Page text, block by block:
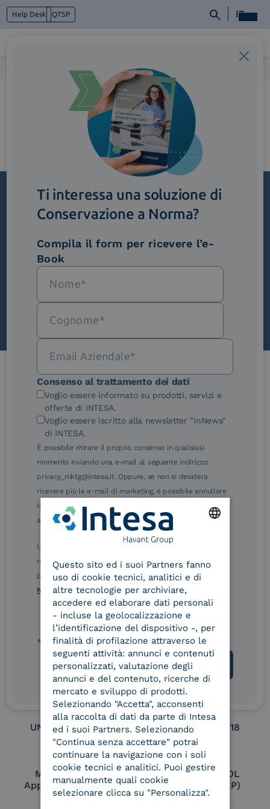
Help Desk QTSP IT
Cosa facciamo
3_ComplianceNormatva
Iscriviti alla newsletter
Novità, iniziative ed eventi dal mondo della
trasformazione digitale.
Scopri InNews
Le nostre certificazioni
eIDAS Qualified Trust
Service Provider
eIDAS Qualified Trust
Remote Qualified
Electronic Signature /
Seal Creation
Service Provider e
Aggregatore SPID
Service Provider e
Aggregatore CIE
Conservatore
qualificato
UNI EN ISO 37001
UNI EN ISO 9001 UNI EN ISO 27001
UNI EN ISO 27017 UNI EN ISO 27018
Membro Adobe
Approved Trust List
Certified PEPPOL
Access Point (AP)
Ti interessa una soluzione di
Conservazione a Norma?
Compila il form per ricevere l’e-
Book
Consenso al trattamento dei dati
Voglio essere informato su prodotti, servizi e
offerte di INTESA.
Voglio essere iscritto alla newsletter "InNews"
di INTESA.
È possibile ritirare il proprio consenso in qualsiasi
momento inviando una e-mail al seguente indirizzo:
privacy_mktg@intesa.it. Oppure, se non si desidera
ricevere più le e-mail di marketing, è possibile annullare
la sottoscrizione facendo clic sul relativo link di
annullamento sottoscrizione, in qualsiasi e-mail.
Ulteriori informazioni sulle procedure sono disponibili
nelle Norme di tutela della privacy INTESA. Inoltrando il
presente modulo, dichiaro di aver letto e compreso le
Norme di tutela della privacy INTESA.
* campo obbligatorio
ITALIAN
Questo sito ed i suoi Partners fanno
uso di cookie tecnici, analitici e di
altre tecnologie per archiviare,
accedere ed elaborare dati personali
- incluse la geolocalizzazione e
l’identificazione del dispositivo -, per
finalità di profilazione attraverso le
seguenti attività: annunci e contenuti
personalizzati, valutazione degli
annunci e del contenuto, ricerche di
mercato e sviluppo di prodotti.
Selezionando "Accetta", acconsenti
alla raccolta di dati da parte di Intesa
ed i suoi Partners. Selezionando
"Continua senza accettare" potrai
continuare la navigazione con i soli
cookie tecnici e analitici. Puoi gestire
manualmente quali cookie
selezionare clicca su "Personalizza".